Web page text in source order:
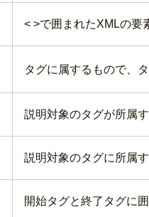
< >で囲まれたXMLの要
タグに属するもので、
説明対象のタグが所属す
説明対象のタグに所属す
開始タグと終了タグに